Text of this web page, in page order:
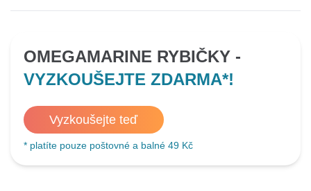
OMEGAMARINE RYBIČKY -
VYZKOUŠEJTE ZDARMA*!
Vyzkoušejte teď
* platíte pouze poštovné a balné 49 Kč